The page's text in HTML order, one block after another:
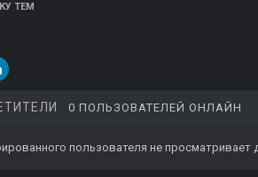
ТЕМ
0 ПОЛЬЗОВАТЕЛЕЙ ОНЛАЙН
пользователя не просматривает